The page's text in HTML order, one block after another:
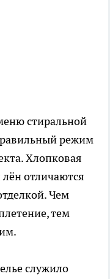
стиральной
режим
Хлопковая
отличаются
Чем
тем
служило